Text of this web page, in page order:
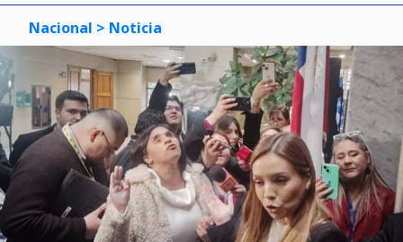
Nacional > Noticia